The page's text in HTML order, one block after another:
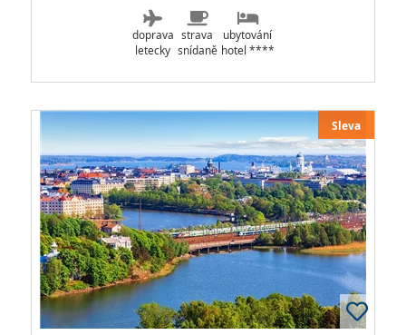
doprava
letecky
strava
snídaně
ubytování
hotel ****
Sleva